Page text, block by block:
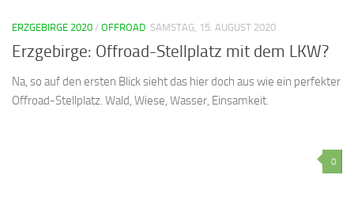
ERZGEBIRGE 2020 / OFFROAD SAMSTAG, 15. AUGUST 2020
Erzgebirge: Offroad-Stellplatz mit dem LKW?
Na, so auf den ersten Blick sieht das hier doch aus wie ein perfekter
Offroad-Stellplatz. Wald, Wiese, Wasser, Einsamkeit.
0